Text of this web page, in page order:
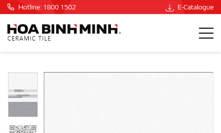
Hotline: 1800 1502 E-Catalogue